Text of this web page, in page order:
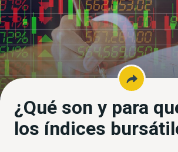
¿Qué son y para
los índices